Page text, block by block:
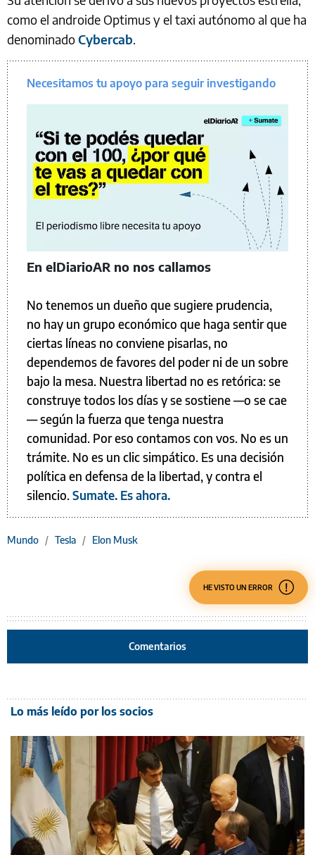
como el androide Optimus y el taxi autónomo al que ha
denominadoCybercab.
Necesitamos tu apoyo para seguir investigando
En elDiarioAR no nos callamos
No tenemos un dueño que sugiere prudencia,
no hay un grupo económico que haga sentir que
ciertas líneas no conviene pisarlas, no
dependemos de favores del poder ni de un sobre
bajo la mesa. Nuestra libertad no es retórica: se
construye todos los días y se sostiene —o se cae
— según la fuerza que tenga nuestra
comunidad. Por eso contamos con vos. No es un
trámite. No es un clic simpático. Es una decisión
política en defensa de la libertad, y contra el
silencio.Sumate. Es ahora.
Mundo / Tesla / Elon Musk
HE VISTO UN ERROR
Comentarios
Lo más leído por los socios